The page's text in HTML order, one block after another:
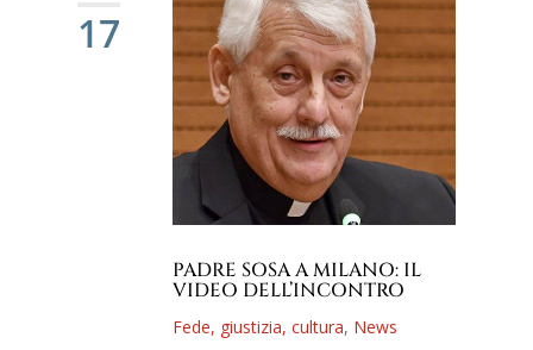
17
PADRE SOSA A MILANO: IL
VIDEO DELL’INCONTRO
Fede, giustizia, cultura, News